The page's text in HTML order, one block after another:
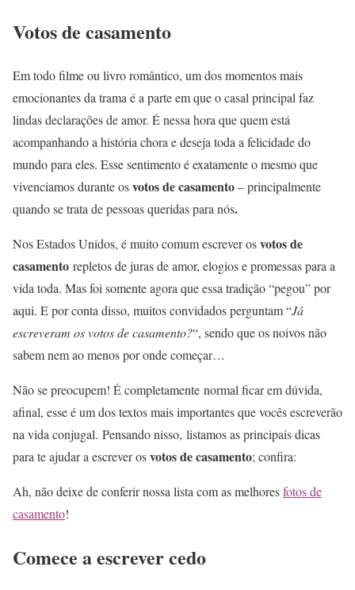
Votos de casamento
Em todo filme ou livro romântico, um dos momentos mais
emocionantes da trama é a parte em que o casal principal faz
lindas declarações de amor. É nessa hora que quem está
acompanhando a história chora e deseja toda a felicidade do
mundo para eles. Esse sentimento é exatamente o mesmo que
vivenciamos durante osvotos de casamento– principalmente
quando se trata de pessoas queridas para nós.
Nos Estados Unidos, é muito comum escrever osvotos de
casamento repletos de juras de amor, elogios e promessas para a
vida toda. Mas foi somente agora que essa tradição “pegou” por
aqui. E por conta disso, muitos convidados perguntam “Já
escreveram os votos de casamento?“, sendo que os noivos não
sabem nem ao menos por onde começar…
Não se preocupem! É completamente normal ficar em dúvida,
afinal, esse é um dos textos mais importantes que vocês escreverão
na vida conjugal. Pensando nisso, listamos as principais dicas
para te ajudar a escrever osvotos de casamento; confira:
Ah, não deixe de conferir nossa lista com as melhoresfotos de
casamento!
Comece a escrever cedo